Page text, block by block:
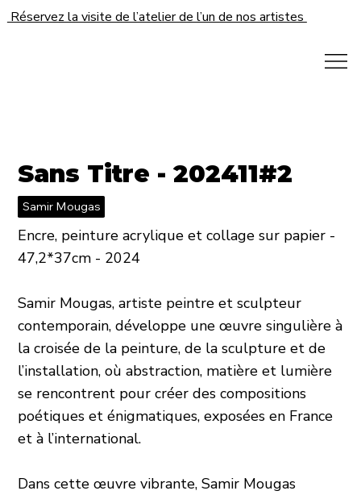
Réservez la visite de l’atelier de l’un de nos artistes
Sans Titre - 202411#2
Samir Mougas
Encre, peinture acrylique et collage sur papier -
47,2*37cm - 2024
Samir Mougas, artiste peintre et sculpteur
contemporain, développe une œuvre singulière à
la croisée de la peinture, de la sculpture et de
l’installation, où abstraction, matière et lumière
se rencontrent pour créer des compositions
poétiques et énigmatiques, exposées en France
et à l’international.
Dans cette œuvre vibrante, Samir Mougas